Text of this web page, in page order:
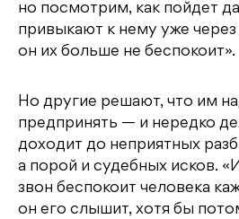
но посмотрим, как пойдет
привыкают к нему уже
он их больше не беспокоит».
Но другие решают, что им
предпринять — и нередко
доходит до неприятных
а порой и судебных исков.
звон беспокоит человека
он его слышит, хотя бы